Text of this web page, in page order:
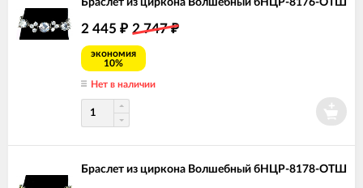
Браслет из циркона Волшебный бНЦР-8176-ОТШ
2 445 ₽ 2 747₽
экономия
10%
Нет в наличии
Браслет из циркона Волшебный бНЦР-8178-ОТШ